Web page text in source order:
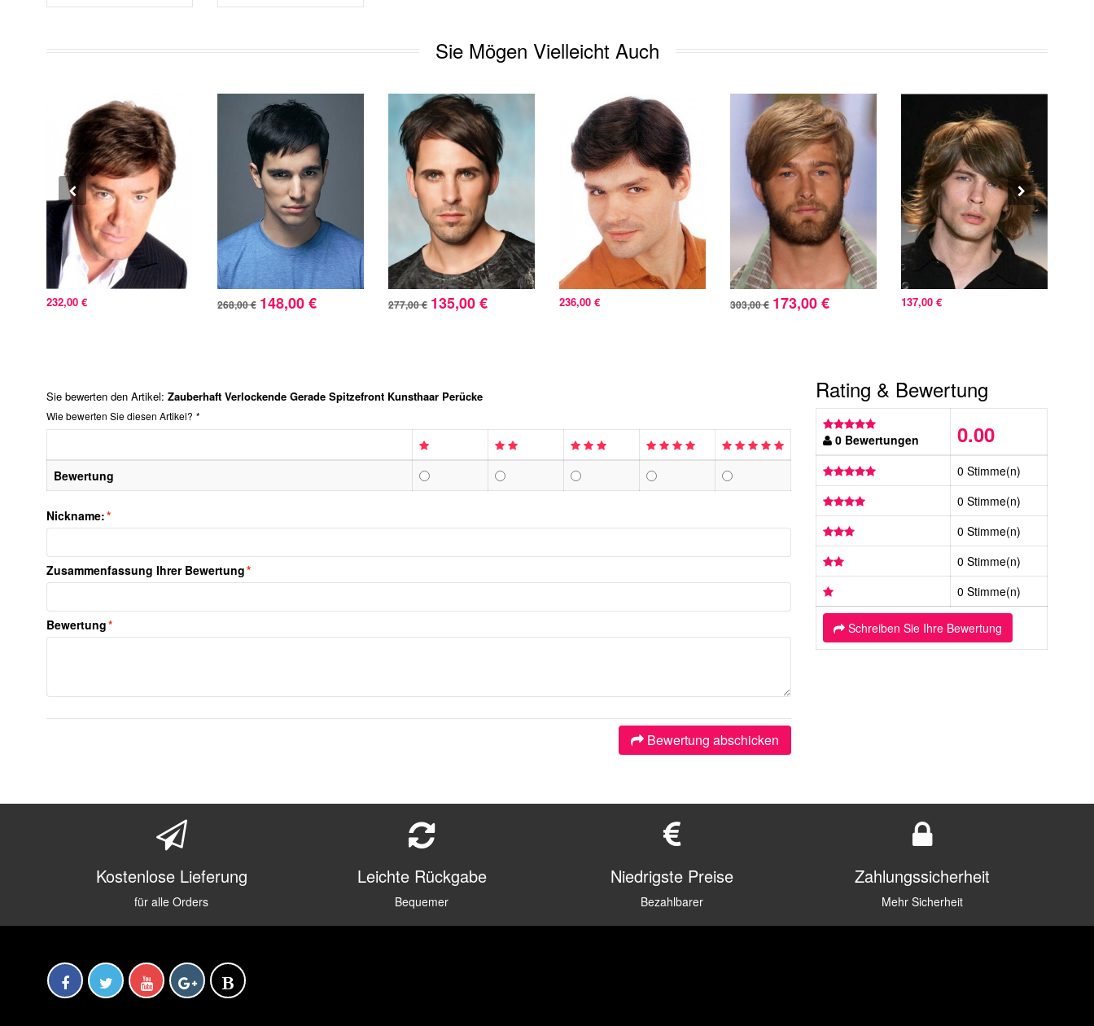
Sie Mögen Vielleicht Auch
232,00 € 268,00 € 148,00 € 277,00 € 135,00 € 236,00 € 303,00 € 173,00 € 137,00 €
Sie bewerten den Artikel: Zauberhaft Verlockende Gerade Spitzefront Kunsthaar Perücke
Wie bewerten Sie diesen Artikel? *
Bewertung
*
Nickname:
*
Zusammenfassung Ihrer Bewertung
*
Bewertung
Bewertung abschicken
Rating & Bewertung
0 Bewertungen 0.00
0 Stimme(n)
0 Stimme(n)
0 Stimme(n)
0 Stimme(n)
0 Stimme(n)
Schreiben Sie Ihre Bewertung
Kostenlose Lieferung
für alle Orders
Leichte Rückgabe
Bequemer
Niedrigste Preise
Bezahlbarer
Zahlungssicherheit
Mehr Sicherheit